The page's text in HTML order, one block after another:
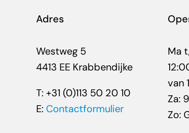
Adres
Westweg 5
4413 EE Krabbendijke
T: +31 (0)113 50 20 10
E: Contactformulier
Ma
van
Za:
Zo: